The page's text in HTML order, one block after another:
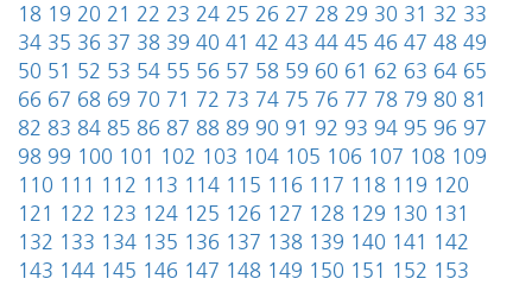
18 19 20 21 22 23 24 25 26 27 28 29 30 31 32 33
34 35 36 37 38 39 40 41 42 43 44 45 46 47 48 49
50 51 52 53 54 55 56 57 58 59 60 61 62 63 64 65
66 67 68 69 70 71 72 73 74 75 76 77 78 79 80 81
82 83 84 85 86 87 88 89 90 91 92 93 94 95 96 97
98 99 100 101 102 103 104 105 106 107 108 109
110 111 112 113 114 115 116 117 118 119 120
121 122 123 124 125 126 127 128 129 130 131
132 133 134 135 136 137 138 139 140 141 142
143 144 145 146 147 148 149 150 151 152 153